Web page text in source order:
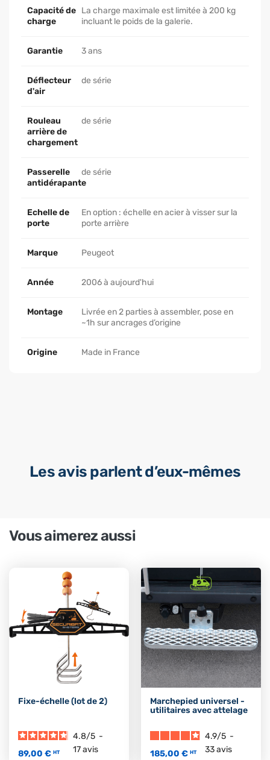
Capacité de
charge
La charge maximale est limitée à 200 kg
incluant le poids de la galerie.
Garantie 3 ans
Déflecteur
d'air
de série
Rouleau
arrière de
chargement
de série
Passerelle
antidérapante
de série
Echelle de
porte
En option : échelle en acier à visser sur la
porte arrière
Marque Peugeot
Année 2006 à aujourd'hui
Montage
Livrée en 2 parties à assembler, pose en
~1h sur ancrages d’origine
Origine Made in France
Les avis parlent d’eux-mêmes
Vous aimerez aussi
Fixe-échelle (lot de 2)
4.8/5 -
17avis
89,00 € HT
Marchepied universel -
utilitaires avec attelage
4.9/5 -
33avis
185,00 € HT